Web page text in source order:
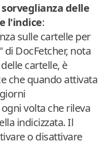
delle
l'indice:
sulle cartelle per
DocFetcher, nota
cartelle, è
che quando attivata
volta che rileva
indicizzata. Il
o disattivare